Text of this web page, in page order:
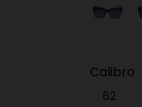
Calibro
62